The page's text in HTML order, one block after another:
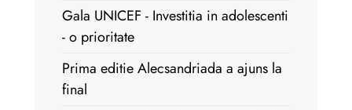
Gala UNICEF - Investitia in adolescenti
- o prioritate
Prima editie Alecsandriada a ajuns la
final